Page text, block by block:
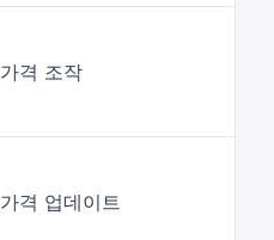
가격 조작
가격 업데이트